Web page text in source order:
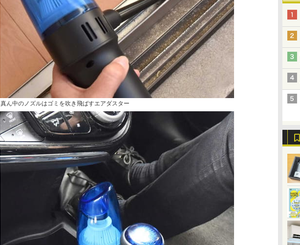
真ん中のノズルはゴミを吹き飛ばすエアダスター